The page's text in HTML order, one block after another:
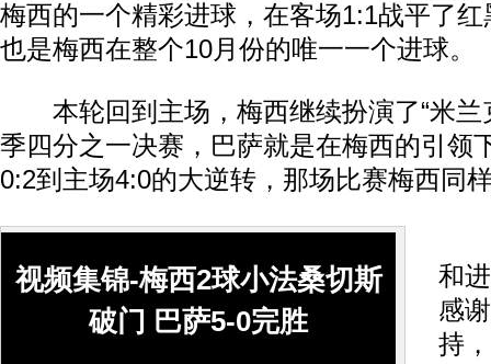
梅西的一个精彩进球，在客场1:1战平了
也是梅西在整个10月份的唯一一个进球。
本轮回到主场，梅西继续扮演了“米兰
季四分之一决赛，巴萨就是在梅西的引领
0:2到主场4:0的大逆转，那场比赛梅西同
视频集锦-梅西2球小法桑切斯
破门 巴萨5-0完胜
和
感
持